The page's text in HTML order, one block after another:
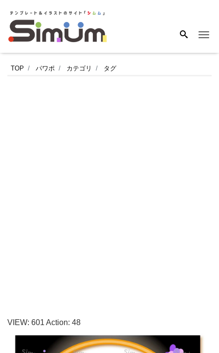
お
カ
ー
TOP パワポ カテゴリ タグ
VIEW: 601 Action: 48